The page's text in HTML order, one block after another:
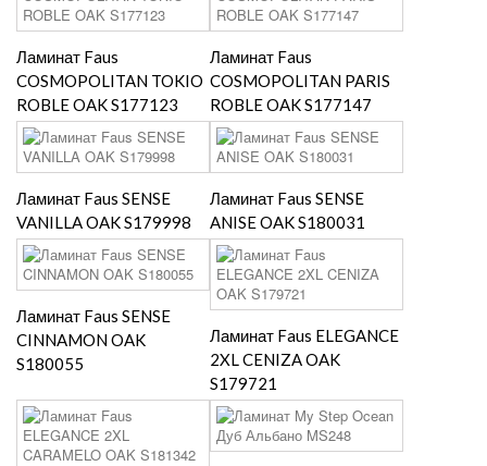
Ламинат Faus
COSMOPOLITAN TOKIO
ROBLE OAK S177123
Ламинат Faus
COSMOPOLITAN PARIS
ROBLE OAK S177147
Ламинат Faus SENSE
VANILLA OAK S179998
Ламинат Faus SENSE
ANISE OAK S180031
Ламинат Faus SENSE
CINNAMON OAK
S180055
Ламинат Faus ELEGANCE
2XL CENIZA OAK
S179721